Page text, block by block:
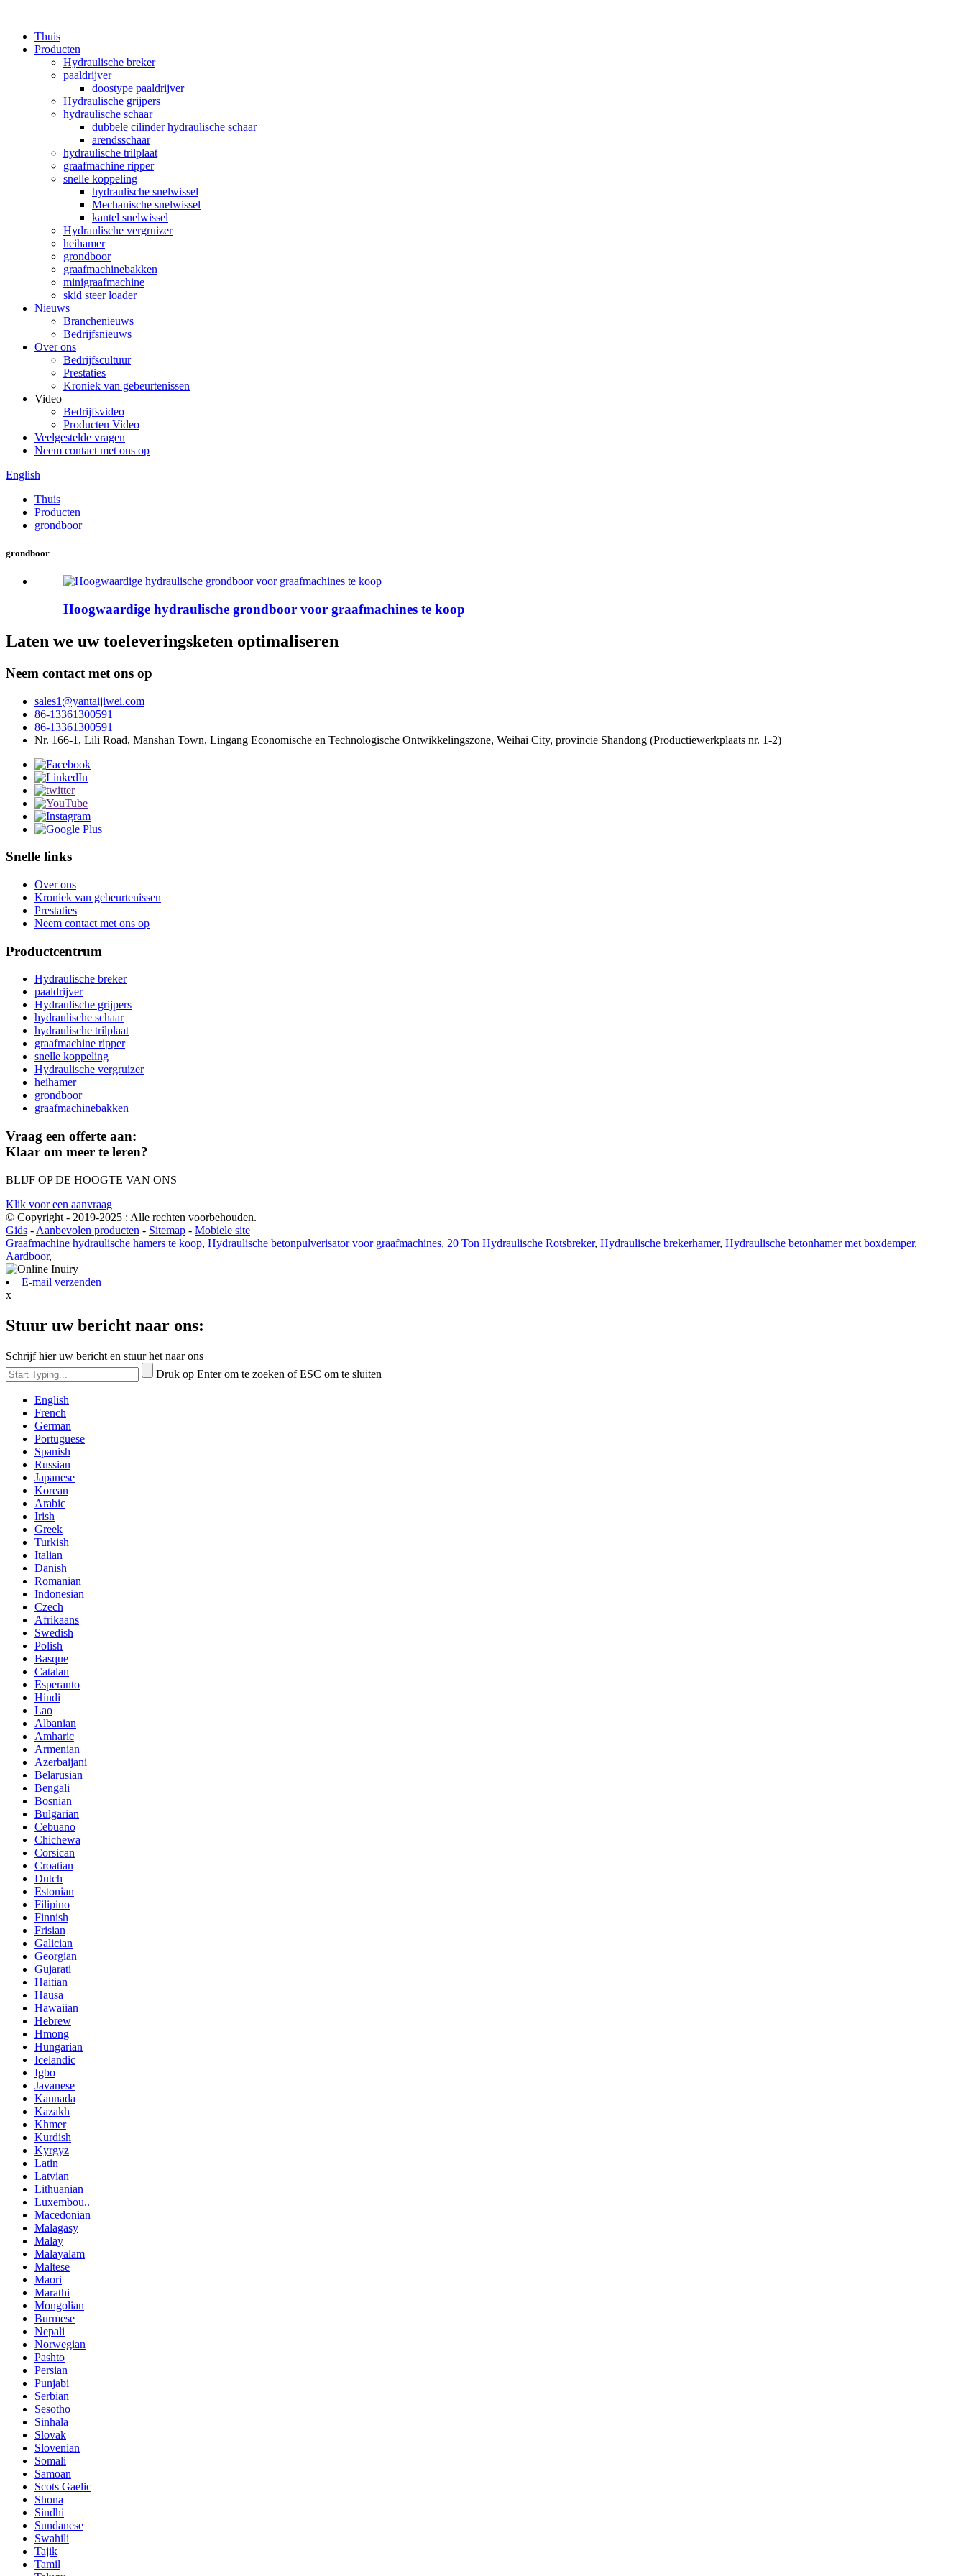
Thuis
Producten
Hydraulische breker
paaldrijver
doostype paaldrijver
Hydraulische grijpers
hydraulische schaar
dubbele cilinder hydraulische schaar
arendsschaar
hydraulische trilplaat
graafmachine ripper
snelle koppeling
hydraulische snelwissel
Mechanische snelwissel
kantel snelwissel
Hydraulische vergruizer
heihamer
grondboor
graafmachinebakken
minigraafmachine
skid steer loader
Nieuws
Branchenieuws
Bedrijfsnieuws
Over ons
Bedrijfscultuur
Prestaties
Kroniek van gebeurtenissen
Video
Bedrijfsvideo
Producten Video
Veelgestelde vragen
Neem contact met ons op
English
Thuis
Producten
grondboor
grondboor
Hoogwaardige hydraulische grondboor voor graafmachines te koop
Laten we uw toeleveringsketen optimaliseren
Neem contact met ons op
sales1@yantaijiwei.com
86-13361300591
86-13361300591
Nr. 166-1, Lili Road, Manshan Town, Lingang Economische en Technologische Ontwikkelingszone, Weihai City, provincie Shandong (Productiewerkplaats nr. 1-2)
Snelle links
Over ons
Kroniek van gebeurtenissen
Prestaties
Neem contact met ons op
Productcentrum
Hydraulische breker
paaldrijver
Hydraulische grijpers
hydraulische schaar
hydraulische trilplaat
graafmachine ripper
snelle koppeling
Hydraulische vergruizer
heihamer
grondboor
graafmachinebakken
Vraag een offerte aan:
Klaar om meer te leren?
BLIJF OP DE HOOGTE VAN ONS
Klik voor een aanvraag
© Copyright - 2019-2025 : Alle rechten voorbehouden.
Gids - Aanbevolen producten - Sitemap - Mobiele site
Graafmachine hydraulische hamers te koop, Hydraulische betonpulverisator voor graafmachines, 20 Ton Hydraulische Rotsbreker, Hydraulische brekerhamer, Hydraulische betonhamer met boxdemper,
Aardboor,
E-mail verzenden
x
Stuur uw bericht naar ons:
Schrijf hier uw bericht en stuur het naar ons
Druk op Enter om te zoeken of ESC om te sluiten
English
French
German
Portuguese
Spanish
Russian
Japanese
Korean
Arabic
Irish
Greek
Turkish
Italian
Danish
Romanian
Indonesian
Czech
Afrikaans
Swedish
Polish
Basque
Catalan
Esperanto
Hindi
Lao
Albanian
Amharic
Armenian
Azerbaijani
Belarusian
Bengali
Bosnian
Bulgarian
Cebuano
Chichewa
Corsican
Croatian
Dutch
Estonian
Filipino
Finnish
Frisian
Galician
Georgian
Gujarati
Haitian
Hausa
Hawaiian
Hebrew
Hmong
Hungarian
Icelandic
Igbo
Javanese
Kannada
Kazakh
Khmer
Kurdish
Kyrgyz
Latin
Latvian
Lithuanian
Luxembou..
Macedonian
Malagasy
Malay
Malayalam
Maltese
Maori
Marathi
Mongolian
Burmese
Nepali
Norwegian
Pashto
Persian
Punjabi
Serbian
Sesotho
Sinhala
Slovak
Slovenian
Somali
Samoan
Scots Gaelic
Shona
Sindhi
Sundanese
Swahili
Tajik
Tamil